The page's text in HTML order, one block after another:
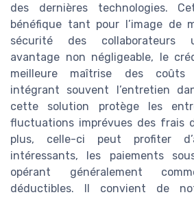
des dernières technologies.
bénéfique tant pour l’image de
sécurité des collaborateurs
avantage non négligeable, le
meilleure maîtrise des coûts
intégrant souvent l’entretien
cette solution protège les
fluctuations imprévues des frais
plus, celle-ci peut profiter
intéressants, les paiements
opérant généralement
déductibles. Il convient de